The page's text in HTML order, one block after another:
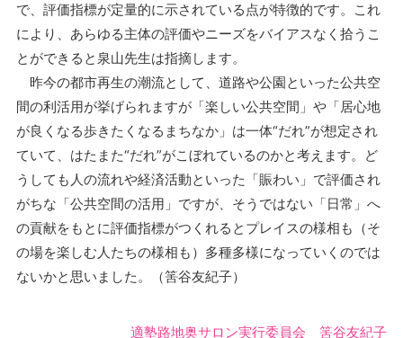
で、評価指標が定量的に示されている点が特徴的です。これ
により、あらゆる主体の評価やニーズをバイアスなく拾うこ
とができると泉山先生は指摘します。
昨今の都市再生の潮流として、道路や公園といった公共空
間の利活用が挙げられますが「楽しい公共空間」や「居心地
が良くなる歩きたくなるまちなか」は一体“だれ”が想定され
ていて、はたまた“だれ”がこぼれているのかと考えます。ど
うしても人の流れや経済活動といった「賑わい」で評価され
がちな「公共空間の活用」ですが、そうではない「日常」へ
の貢献をもとに評価指標がつくれるとプレイスの様相も（そ
の場を楽しむ人たちの様相も）多種多様になっていくのでは
ないかと思いました。（筈谷友紀子）
適塾路地奥サロン実行委員会 筈谷友紀子